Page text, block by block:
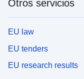
Otros servicios
EU law
EU tenders
EU research results